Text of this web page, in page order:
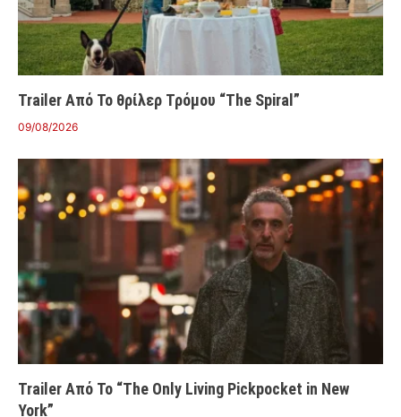
Trailer Από Το θρίλερ Τρόμου “The Spiral”
09/08/2026
Trailer Από Το “The Only Living Pickpocket in New
York”